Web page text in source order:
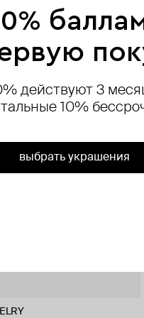
действуют 3
10%
выбрать украшения